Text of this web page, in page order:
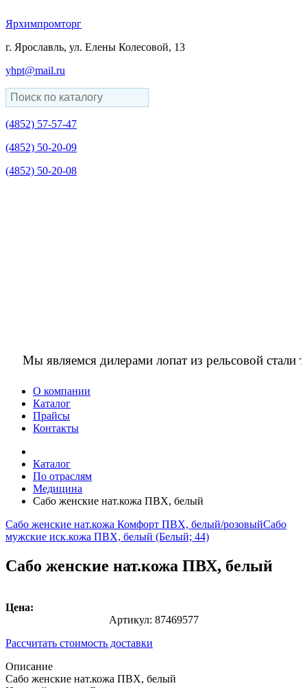
Ярхимпромторг
г. Ярославль, ул. Елены Колесовой, 13
yhpt@mail.ru
(4852) 57-57-47
(4852) 50-20-09
(4852) 50-20-08
Мы являемся дилерами лопат из рельсовой
О компании
Каталог
Прайсы
Контакты
Каталог
По отраслям
Медицина
Сабо женские нат.кожа ПВХ, белый
Сабо женские нат.кожа Комфорт ПВХ, белый/розовыйСабо
мужские иск.кожа ПВХ, белый (Белый; 44)
Сабо женские нат.кожа ПВХ, белый
Цена:
Артикул: 87469577
Рассчитать стоимость доставки
Описание
Сабо женские нат.кожа ПВХ, белый